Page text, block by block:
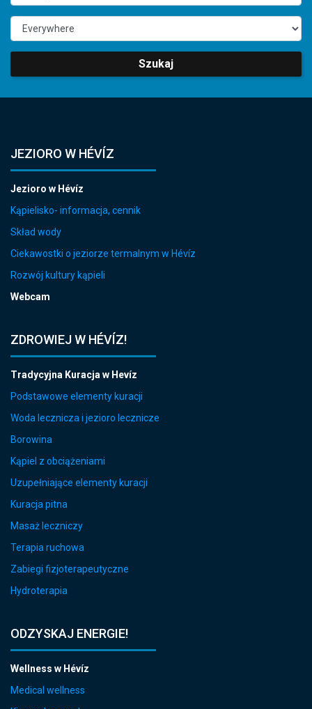
Szukaj
JEZIORO W HÉVÍZ
Jezioro w Hévíz
Kąpielisko- informacja, cennik
Skład wody
Ciekawostki o jeziorze termalnym w Hévíz
Rozwój kultury kąpieli
Webcam
ZDROWIEJ W HÉVÍZ!
Tradycyjna Kuracja w Hevíz
Podstawowe elementy kuracji
Woda lecznicza i jezioro lecznicze
Borowina
Kąpiel z obciążeniami
Uzupełniające elementy kuracji
Kuracja pitna
Masaż leczniczy
Terapia ruchowa
Zabiegi fizjoterapeutyczne
Hydroterapia
ODZYSKAJ ENERGIE!
Wellness w Hévíz
Medical wellness